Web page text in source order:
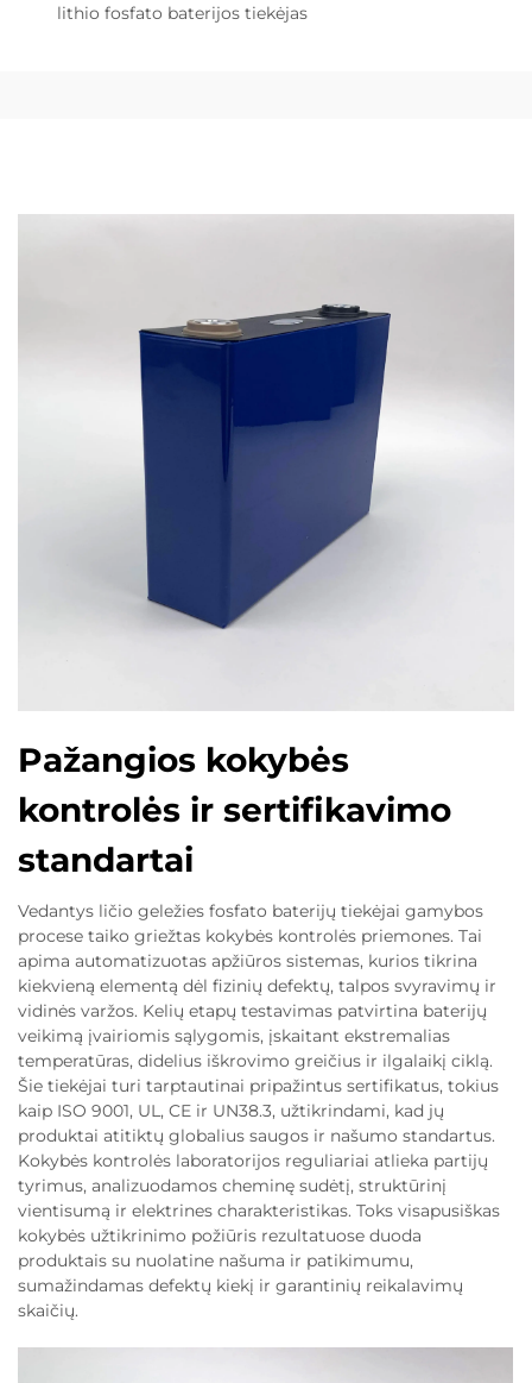
lithio fosfato baterijos tiekėjas
Pažangios kokybės
kontrolės ir sertifikavimo
standartai
Vedantys ličio geležies fosfato baterijų tiekėjai gamybos
procese taiko griežtas kokybės kontrolės priemones. Tai
apima automatizuotas apžiūros sistemas, kurios tikrina
kiekvieną elementą dėl fizinių defektų, talpos svyravimų ir
vidinės varžos. Kelių etapų testavimas patvirtina baterijų
veikimą įvairiomis sąlygomis, įskaitant ekstremalias
temperatūras, didelius iškrovimo greičius ir ilgalaikį ciklą.
Šie tiekėjai turi tarptautinai pripažintus sertifikatus, tokius
kaip ISO 9001, UL, CE ir UN38.3, užtikrindami, kad jų
produktai atitiktų globalius saugos ir našumo standartus.
Kokybės kontrolės laboratorijos reguliariai atlieka partijų
tyrimus, analizuodamos cheminę sudėtį, struktūrinį
vientisumą ir elektrines charakteristikas. Toks visapusiškas
kokybės užtikrinimo požiūris rezultatuose duoda
produktais su nuolatine našuma ir patikimumu,
sumažindamas defektų kiekį ir garantinių reikalavimų
skaičių.